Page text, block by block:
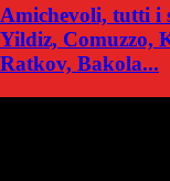
Amichevoli, tutti i
Yildiz, Comuzzo,
Ratkov, Bakola...